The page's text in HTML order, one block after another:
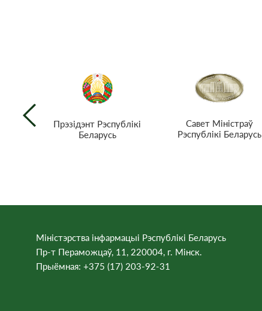
Прэзiдэнт Рэспублiкi
Беларусь
Савет Міністраў
Рэспублікі Беларусь
Міністэрства інфармацыі Рэспублікі Беларусь
Пр-т Пераможцаў, 11, 220004, г. Мінск.
Прыёмная: +375 (17) 203-92-31